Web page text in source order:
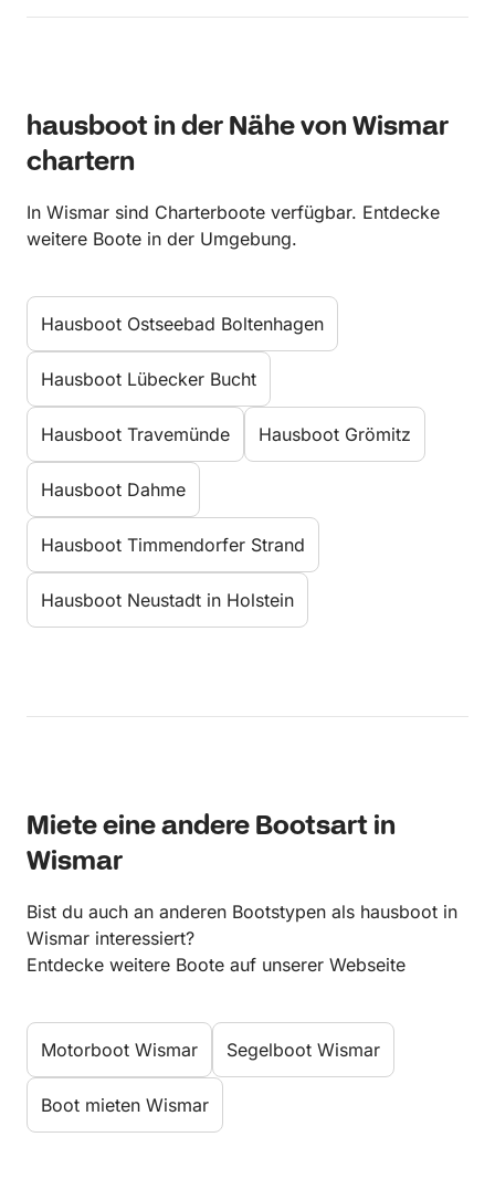
hausboot in der Nähe von Wismar
chartern
In Wismar sind Charterboote verfügbar. Entdecke
weitere Boote in der Umgebung.
Hausboot Ostseebad Boltenhagen
Hausboot Lübecker Bucht
Hausboot Travemünde Hausboot Grömitz
Hausboot Dahme
Hausboot Timmendorfer Strand
Hausboot Neustadt in Holstein
Miete eine andere Bootsart in
Wismar
Bist du auch an anderen Bootstypen als hausboot in
Wismar interessiert?
Entdecke weitere Boote auf unserer Webseite
Motorboot Wismar Segelboot Wismar
Boot mieten Wismar